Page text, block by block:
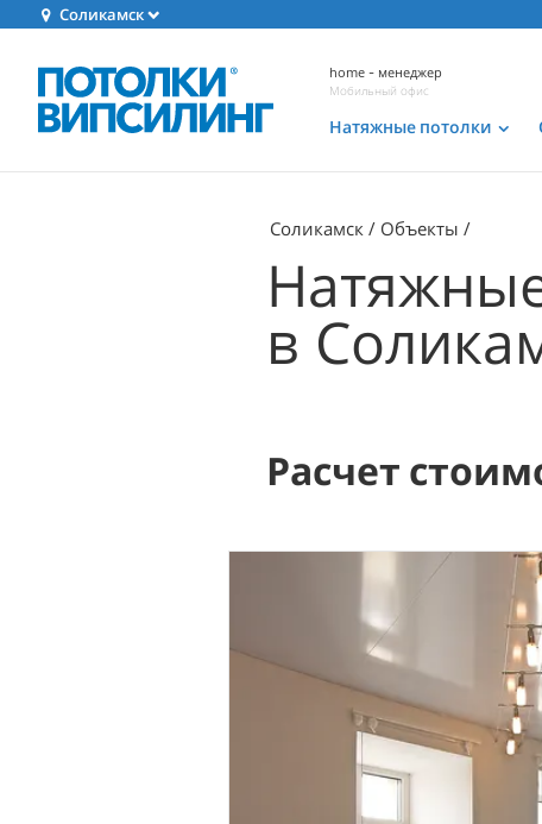
Соликамск
home - менеджер
Мобильный офис
Натяжные потолки
Соликамск Объекты
в
Расчет